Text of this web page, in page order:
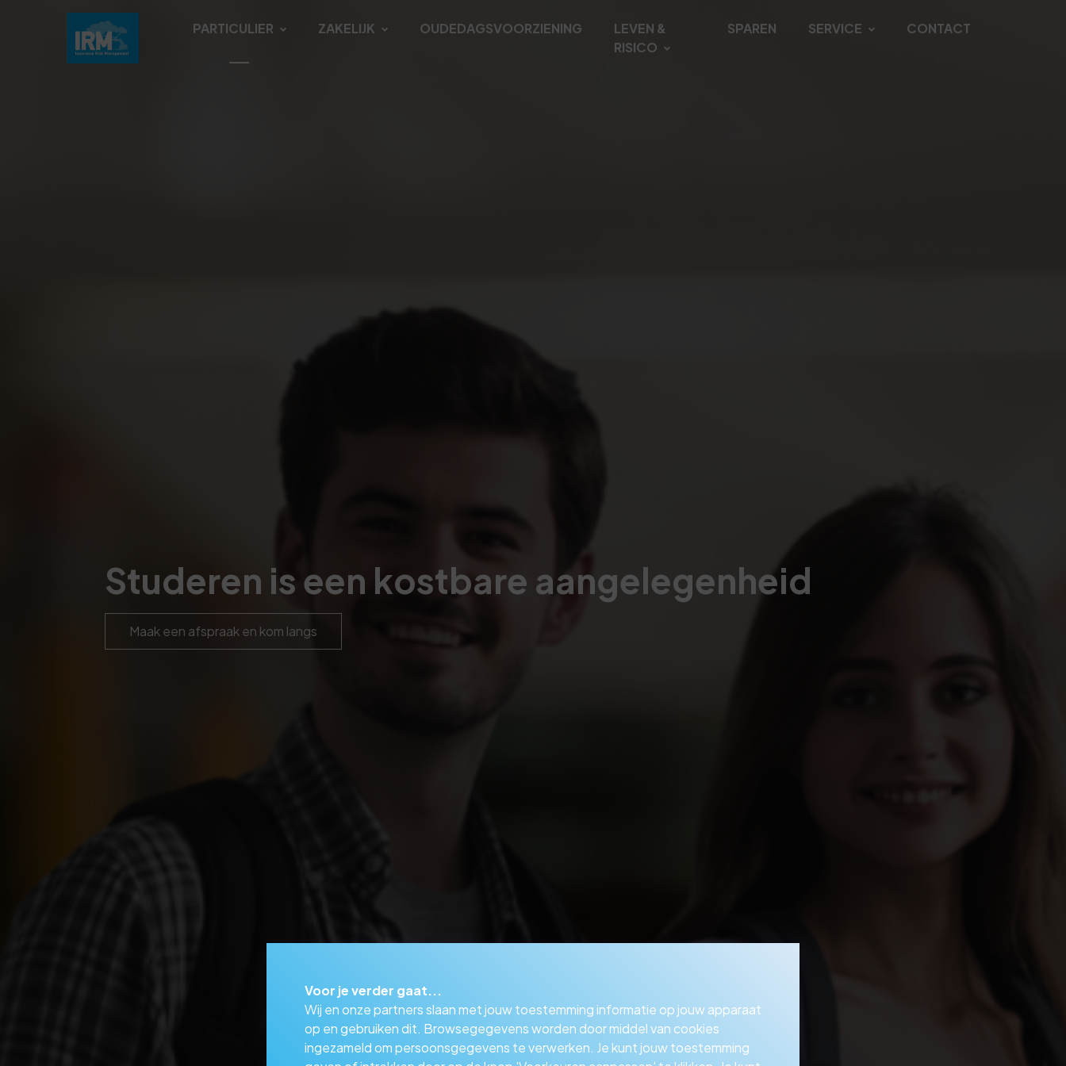
PARTICULIER ZAKELIJK OUDEDAGSVOORZIENING
LEVEN &
RISICO
SPAREN SERVICE CONTACT
Studeren is een kostbare aangelegenheid
Maak een afspraak en kom langs
Voor je verder gaat...
Wij en onze partners slaan met jouw toestemming informatie op jouw apparaat
op en gebruiken dit. Browsegegevens worden door middel van cookies
ingezameld om persoonsgegevens te verwerken. Je kunt jouw toestemming